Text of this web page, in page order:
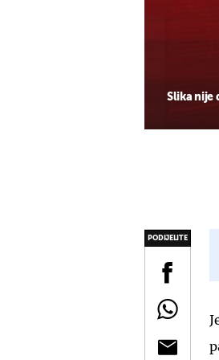
Slika nije
PODIJELITE